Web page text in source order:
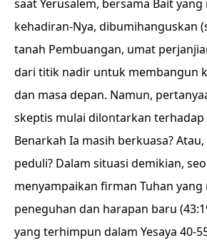
saat Yerusalem, bersama Bait
kehadiran-Nya, dibumihanguskan
tanah Pembuangan, umat
dari titik nadir untuk membangun
dan masa depan. Namun,
skeptis mulai dilontarkan terhadap
Benarkah Ia masih berkuasa?
peduli? Dalam situasi demikian,
menyampaikan firman Tuhan yang
peneguhan dan harapan baru
yang terhimpun dalam Yesaya 40-